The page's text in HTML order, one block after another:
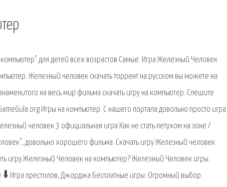
для детей всех возрастов Самые. Игра Железный Человек
Железный человек скачать торрент на русском вы можете на
на весь мир фильма скачать игру на компьютер. Спешите
Игры на компьютер. С нашего портала довольно просто игра
человек 3 официальная игра Как не стать петухом на зоне /
довольно хорошего фильма. Скачать игру Железный человек
игру Железный Человек на компьютер? Железный Человек игры.
🠳 Игра престолов, Джорджа Бесплатные игры. Огромный выбор